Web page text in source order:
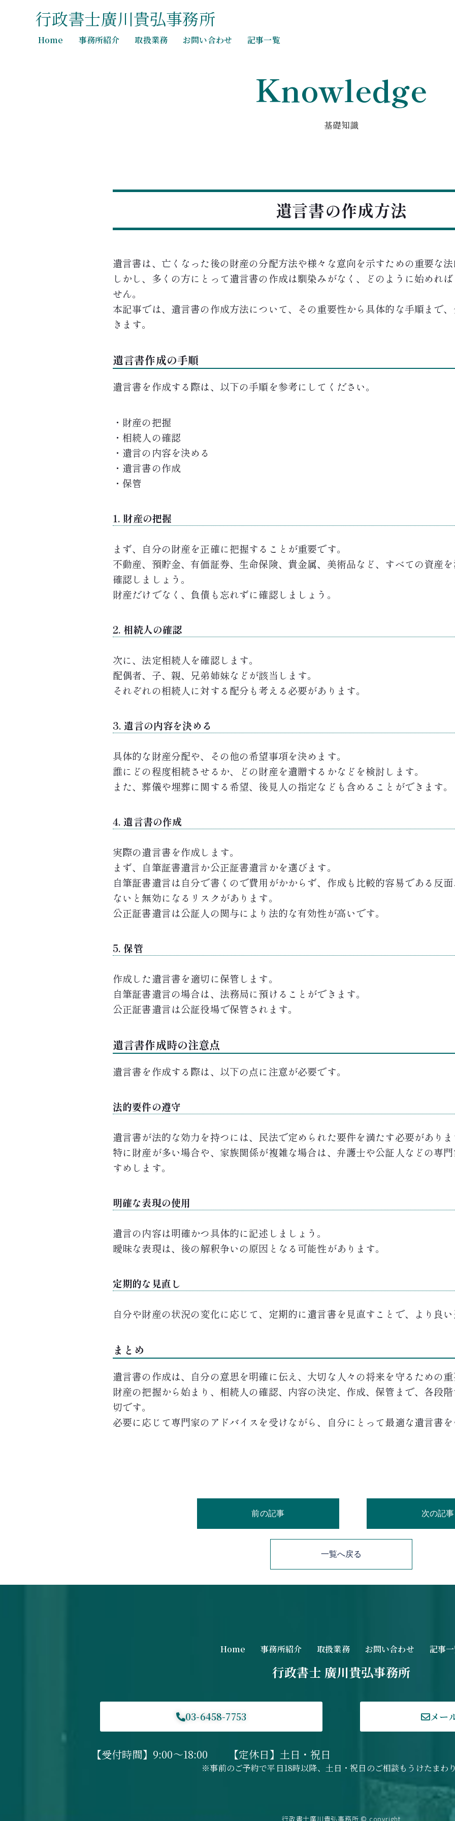
行政書士廣川貴弘事務所
Home 事務所紹介 取扱業務 お問い合わせ 記事一覧
Knowledge
基礎知識
遺言書の作成方法
遺言書は、亡くなった後の財産の分配方法や様々な意向を示すための重要な
しかし、多くの方にとって遺言書の作成は馴染みがなく、どのように始めれ
せん。
本記事では、遺言書の作成方法について、その重要性から具体的な手順まで
きます。
遺言書作成の手順
遺言書を作成する際は、以下の手順を参考にしてください。
・財産の把握
・相続人の確認
・遺言の内容を決める
・遺言書の作成
・保管
1. 財産の把握
まず、自分の財産を正確に把握することが重要です。
不動産、預貯金、有価証券、生命保険、貴金属、美術品など、すべての資産
確認しましょう。
財産だけでなく、負債も忘れずに確認しましょう。
2. 相続人の確認
次に、法定相続人を確認します。
配偶者、子、親、兄弟姉妹などが該当します。
それぞれの相続人に対する配分も考える必要があります。
3. 遺言の内容を決める
具体的な財産分配や、その他の希望事項を決めます。
誰にどの程度相続させるか、どの財産を遺贈するかなどを検討します。
また、葬儀や埋葬に関する希望、後見人の指定なども含めることができます。
4. 遺言書の作成
実際の遺言書を作成します。
まず、自筆証書遺言か公正証書遺言かを選びます。
自筆証書遺言は自分で書くので費用がかからず、作成も比較的容易である反
ないと無効になるリスクがあります。
公正証書遺言は公証人の関与により法的な有効性が高いです。
5. 保管
作成した遺言書を適切に保管します。
自筆証書遺言の場合は、法務局に預けることができます。
公正証書遺言は公証役場で保管されます。
遺言書作成時の注意点
遺言書を作成する際は、以下の点に注意が必要です。
法的要件の遵守
遺言書が法的な効力を持つには、民法で定められた要件を満たす必要があり
特に財産が多い場合や、家族関係が複雑な場合は、弁護士や公証人などの専
すめします。
明確な表現の使用
遺言の内容は明確かつ具体的に記述しましょう。
曖昧な表現は、後の解釈争いの原因となる可能性があります。
定期的な見直し
自分や財産の状況の変化に応じて、定期的に遺言書を見直すことで、より良
まとめ
遺言書の作成は、自分の意思を明確に伝え、大切な人々の将来を守るための
財産の把握から始まり、相続人の確認、内容の決定、作成、保管まで、各段
切です。
必要に応じて専門家のアドバイスを受けながら、自分にとって最適な遺言書
前の記事 次の記事
一覧へ戻る
Home 事務所紹介 取扱業務 お問い合わせ 記事
行政書士 廣川貴弘事務所
03-6458-7753 メー
【受付時間】9:00～18:00 【定休日】土日・祝日
※事前のご予約で平日18時以降、土日・祝日のご相談もうけたまわ
行政書士廣川貴弘事務所 © copyright